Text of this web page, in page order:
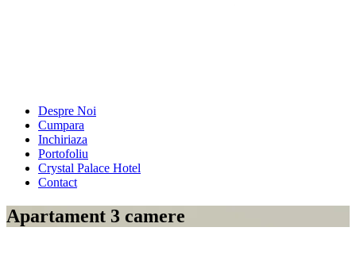
Despre Noi
Cumpara
Inchiriaza
Portofoliu
Crystal Palace Hotel
Contact
Apartament 3 camere